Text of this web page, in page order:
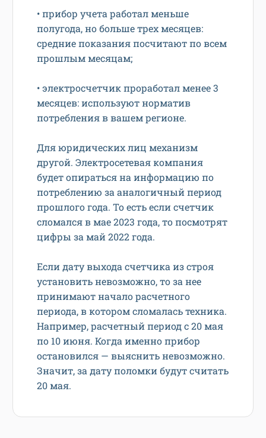
• прибор учета работал меньше
полугода, но больше трех месяцев:
средние показания посчитают по всем
прошлым месяцам;
• электросчетчик проработал менее 3
месяцев: используют норматив
потребления в вашем регионе.
Для юридических лиц механизм
другой. Электросетевая компания
будет опираться на информацию по
потреблению за аналогичный период
прошлого года. То есть если счетчик
сломался в мае 2023 года, то посмотрят
цифры за май 2022 года.
Если дату выхода счетчика из строя
установить невозможно, то за нее
принимают начало расчетного
периода, в котором сломалась техника.
Например, расчетный период с 20 мая
по 10 июня. Когда именно прибор
остановился — выяснить невозможно.
Значит, за дату поломки будут считать
20 мая.